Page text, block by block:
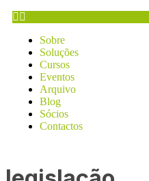
Sobre
Soluções
Cursos
Eventos
Arquivo
Blog
Sócios
Contactos